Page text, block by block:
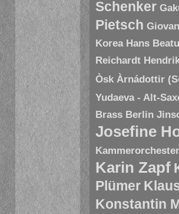
Schenker
Pietsch
Korea Hans
Reichardt
Òsk Àrnádottir
Yudaeva - Alt-
Brass Berlin
Josefine
Karin Zapf
Plümer
Konstantin